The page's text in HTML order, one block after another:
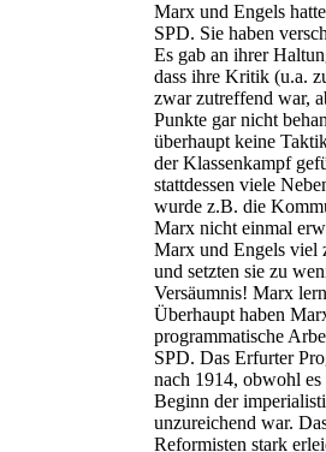
Marx und Engels
SPD. Sie haben
Es gab an ihrer
dass ihre Kritik (u.a.
zwar zutreffend war,
Punkte gar nicht
überhaupt keine
der Klassenkampf
stattdessen viele
wurde z.B. die
Marx nicht einmal
Marx und Engels viel
und setzten sie zu
Versäumnis! Marx
Überhaupt haben
programmatische
SPD. Das Erfurter
nach 1914, obwohl
Beginn der
unzureichend war.
Reformisten stark